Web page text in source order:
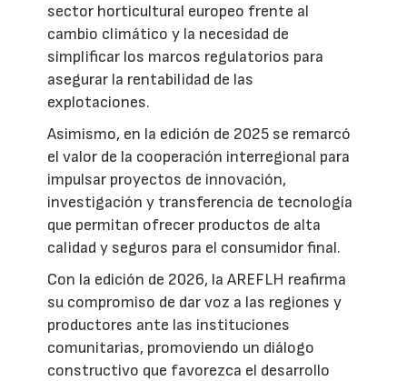
sector horticultural europeo frente al
cambio climático y la necesidad de
simplificar los marcos regulatorios para
asegurar la rentabilidad de las
explotaciones.
Asimismo, en la edición de 2025 se remarcó
el valor de la cooperación interregional para
impulsar proyectos de innovación,
investigación y transferencia de tecnología
que permitan ofrecer productos de alta
calidad y seguros para el consumidor final.
Con la edición de 2026, la AREFLH reafirma
su compromiso de dar voz a las regiones y
productores ante las instituciones
comunitarias, promoviendo un diálogo
constructivo que favorezca el desarrollo